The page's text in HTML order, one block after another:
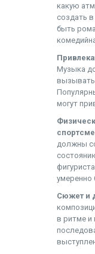
какую
создать
быть
Музыка
вызывать
могут
должны
умеренно
Сюжет и
в ритме и